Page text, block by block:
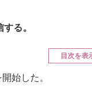
る。
目次を表
始した。